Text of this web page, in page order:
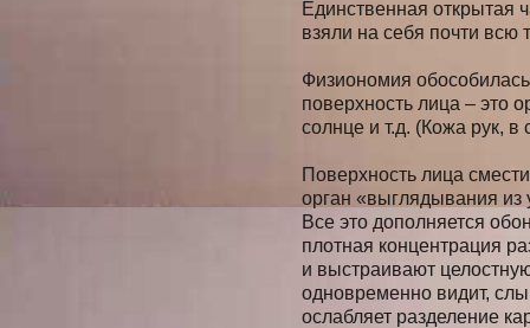
Единственная открытая
взяли на себя почти всю
Физиономия обособилась
поверхность лица – это
солнце и т.д. (Кожа рук, в
Поверхность лица
орган «выглядывания из
Все это дополняется
плотная концентрация
и выстраивают
одновременно видит,
ослабляет разделение